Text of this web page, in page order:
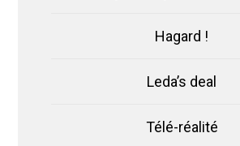
Hagard !
Leda’s deal
Télé-réalité